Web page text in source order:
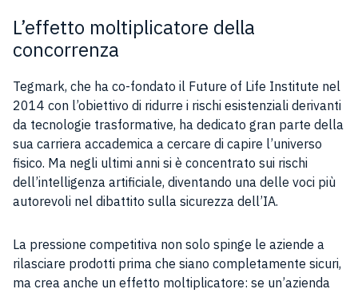
L’effetto moltiplicatore della
concorrenza
Tegmark, che ha co-fondato il Future of Life Institute nel
2014 con l’obiettivo di ridurre i rischi esistenziali derivanti
da tecnologie trasformative, ha dedicato gran parte della
sua carriera accademica a cercare di capire l’universo
fisico. Ma negli ultimi anni si è concentrato sui rischi
dell’intelligenza artificiale, diventando una delle voci più
autorevoli nel dibattito sulla sicurezza dell’IA.
La pressione competitiva non solo spinge le aziende a
rilasciare prodotti prima che siano completamente sicuri,
ma crea anche un effetto moltiplicatore: se un’azienda